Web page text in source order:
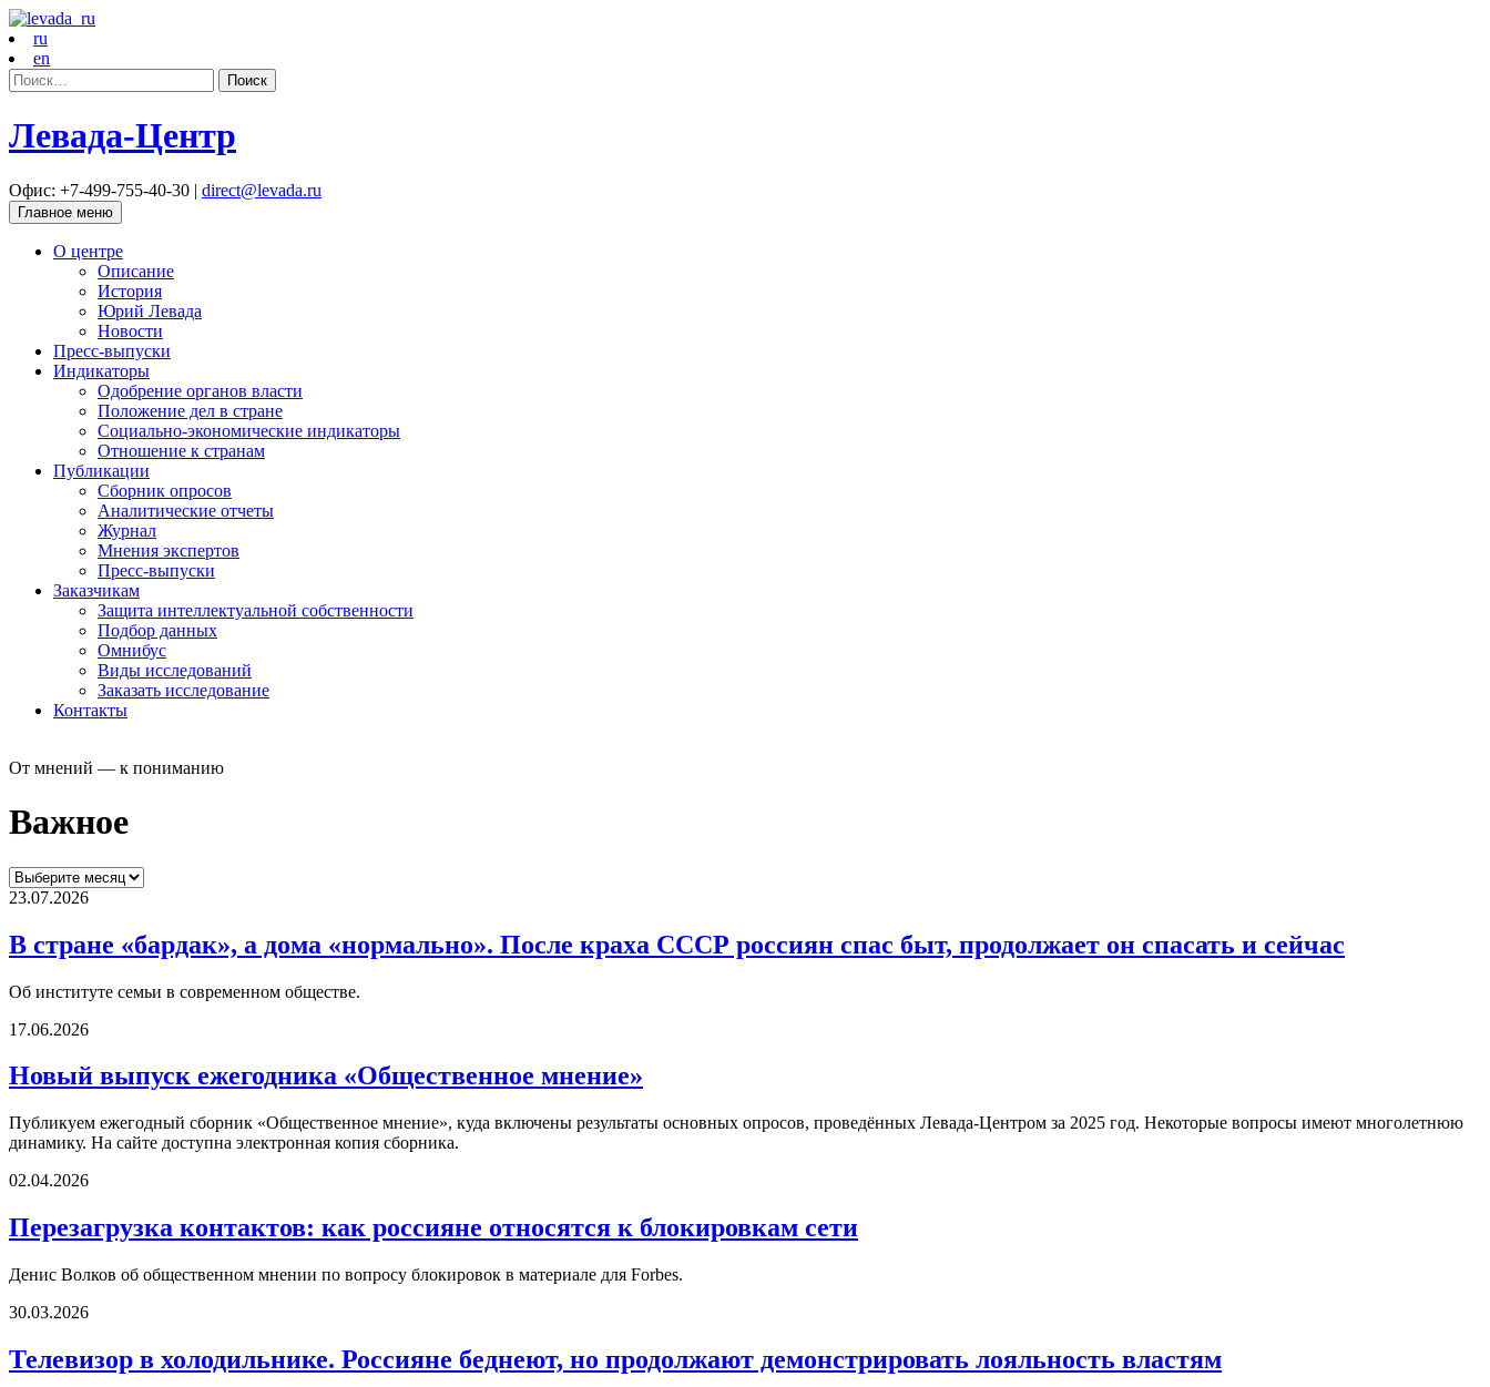
ru
en
Найти:
Левада-Центр
Офис: +7-499-755-40-30 | direct@levada.ru
Главное меню
О центре
Описание
История
Юрий Левада
Новости
Пресс-выпуски
Индикаторы
Одобрение органов власти
Положение дел в стране
Социально-экономические индикаторы
Отношение к странам
Публикации
Сборник опросов
Аналитические отчеты
Журнал
Мнения экспертов
Пресс-выпуски
Заказчикам
Защита интеллектуальной собственности
Подбор данных
Омнибус
Виды исследований
Заказать исследование
Контакты
От мнений — к пониманию
Важное
23.07.2026
В стране «бардак», а дома «нормально». После краха СССР россиян спас быт, продолжает он спасать и сейчас
Об институте семьи в современном обществе.
17.06.2026
Новый выпуск ежегодника «Общественное мнение»
Публикуем ежегодный сборник «Общественное мнение», куда включены результаты основных опросов, проведённых Левада-Центром за 2025 год. Некоторые вопросы имеют многолетнюю
динамику. На сайте доступна электронная копия сборника.
02.04.2026
Перезагрузка контактов: как россияне относятся к блокировкам сети
Денис Волков об общественном мнении по вопросу блокировок в материале для Forbes.
30.03.2026
Телевизор в холодильнике. Россияне беднеют, но продолжают демонстрировать лояльность властям